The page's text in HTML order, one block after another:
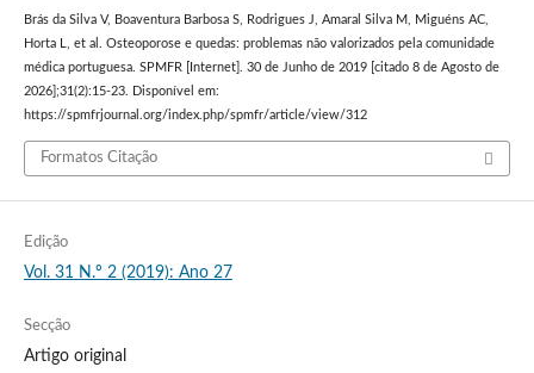
Brás da Silva V, Boaventura Barbosa S, Rodrigues J, Amaral Silva M, Miguéns AC,
Horta L, et al. Osteoporose e quedas: problemas não valorizados pela comunidade
médica portuguesa. SPMFR [Internet]. 30 de Junho de 2019 [citado 8 de Agosto de
2026];31(2):15-23. Disponível em:
https://spmfrjournal.org/index.php/spmfr/article/view/312
Formatos Citação
Edição
Vol. 31 N.º 2 (2019): Ano 27
Secção
Artigo original